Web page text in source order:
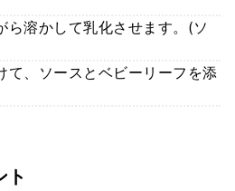
ら溶かして乳化させます。(ソ
て、ソースとベビーリーフを添
ト